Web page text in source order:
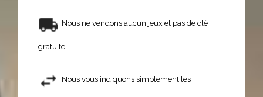
Nous ne vendons aucun jeux et pas de clé
gratuite.
Nous vous indiquons simplement les